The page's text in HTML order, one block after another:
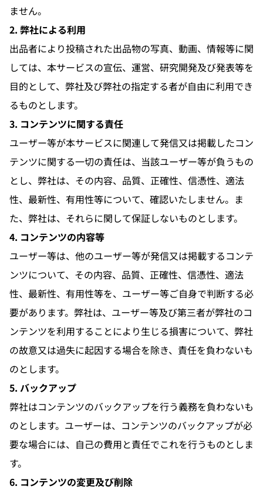
ません。
2. 弊社による利用
出品者により投稿された出品物の写真、動画、情報等に関
しては、本サービスの宣伝、運営、研究開発及び発表等を
目的として、弊社及び弊社の指定する者が自由に利用でき
るものとします。
3. コンテンツに関する責任
ユーザー等が本サービスに関連して発信又は掲載したコン
テンツに関する一切の責任は、当該ユーザー等が負うもの
とし、弊社は、その内容、品質、正確性、信憑性、適法
性、最新性、有用性等について、確認いたしません。ま
た、弊社は、それらに関して保証しないものとします。
4. コンテンツの内容等
ユーザー等は、他のユーザー等が発信又は掲載するコンテ
ンツについて、その内容、品質、正確性、信憑性、適法
性、最新性、有用性等を、ユーザー等ご自身で判断する必
要があります。弊社は、ユーザー等及び第三者が弊社のコ
ンテンツを利用することにより生じる損害について、弊社
の故意又は過失に起因する場合を除き、責任を負わないも
のとします。
5. バックアップ
弊社はコンテンツのバックアップを行う義務を負わないも
のとします。ユーザーは、コンテンツのバックアップが必
要な場合には、自己の費用と責任でこれを行うものとしま
す。
6. コンテンツの変更及び削除